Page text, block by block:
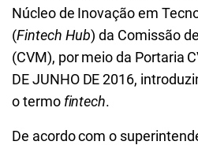
Núcleo de Inovação em
(Fintech Hub) da Comissão
(CVM), por meio da Portaria
DE JUNHO DE 2016,
o termo fintech.
De acordo com o